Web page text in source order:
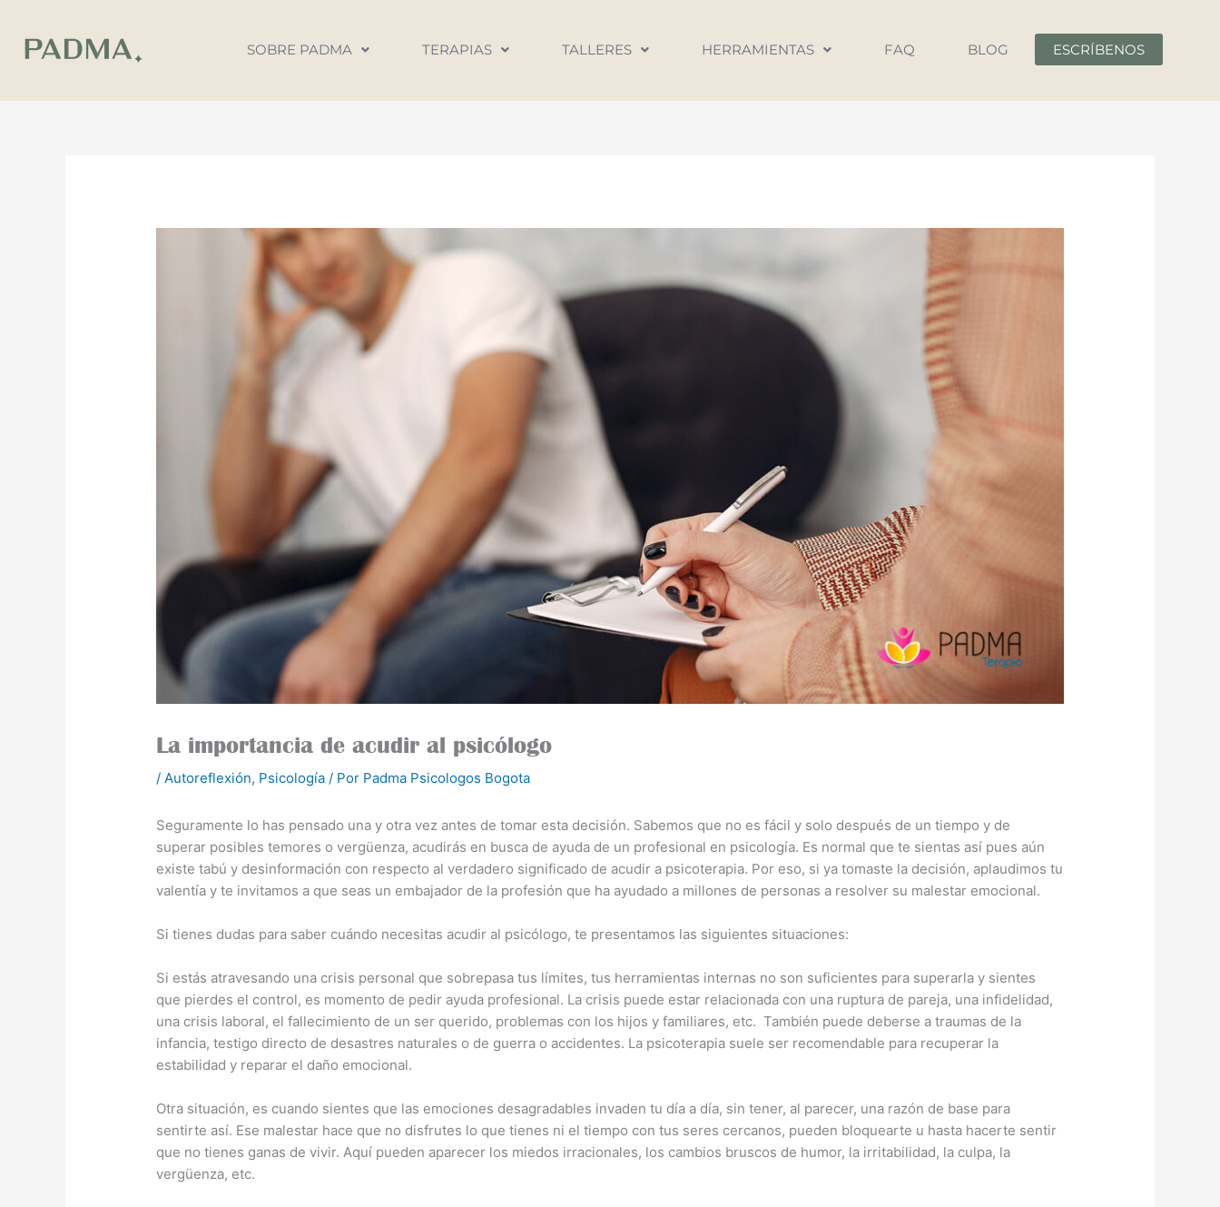
contenido
SOBRE PADMA TERAPIAS TALLERES HERRAMIENTAS FAQ BLOG ESCRÍBENOS
La importancia de acudir al psicólogo
/Autoreflexión, Psicología / Por Padma Psicologos Bogota
Seguramente lo has pensado una y otra vez antes de tomar esta decisión. Sabemos que no es fácil y solo después de un tiempo y de
superar posibles temores o vergüenza, acudirás en busca de ayuda de un profesional en psicología. Es normal que te sientas así pues aún
existe tabú y desinformación con respecto al verdadero significado de acudir a psicoterapia. Por eso, si ya tomaste la decisión, aplaudimos tu
valentía y te invitamos a que seas un embajador de la profesión que ha ayudado a millones de personas a resolver su malestar emocional.
Si tienes dudas para saber cuándo necesitas acudir al psicólogo, te presentamos las siguientes situaciones:
Si estás atravesando una crisis personal que sobrepasa tus límites, tus herramientas internas no son suficientes para superarla y sientes
que pierdes el control, es momento de pedir ayuda profesional. La crisis puede estar relacionada con una ruptura de pareja, una infidelidad,
una crisis laboral, el fallecimiento de un ser querido, problemas con los hijos y familiares, etc. También puede deberse a traumas de la
infancia, testigo directo de desastres naturales o de guerra o accidentes. La psicoterapia suele ser recomendable para recuperar la
estabilidad y reparar el daño emocional.
Otra situación, es cuando sientes que las emociones desagradables invaden tu día a día, sin tener, al parecer, una razón de base para
sentirte así. Ese malestar hace que no disfrutes lo que tienes ni el tiempo con tus seres cercanos, pueden bloquearte u hasta hacerte sentir
que no tienes ganas de vivir. Aquí pueden aparecer los miedos irracionales, los cambios bruscos de humor, la irritabilidad, la culpa, la
vergüenza, etc.